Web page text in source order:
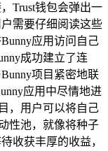
Trust钱包会弹出一
需要仔细阅读这些
应用访问自己
成功建立了连
项目紧密地联
应用中尽情地进
，用户可以将自己
性池，就像将种子
收获丰厚的收益，